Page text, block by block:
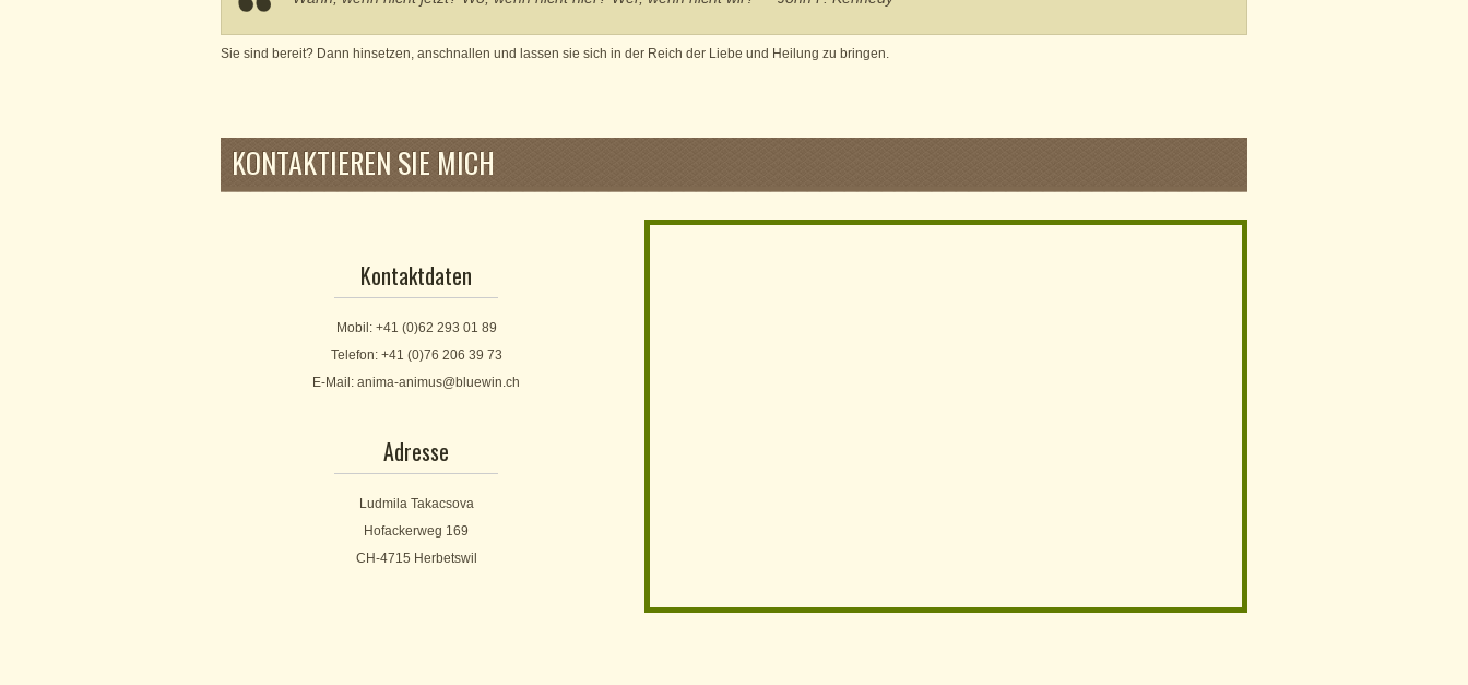
Sie sind bereit? Dann hinsetzen, anschnallen und lassen sie sich in der Reich der Liebe und Heilung zu bringen.
KONTAKTIEREN SIE MICH
Kontaktdaten
Mobil: +41 (0)62 293 01 89
Telefon: +41 (0)76 206 39 73
E-Mail: anima-animus@bluewin.ch
Adresse
Ludmila Takacsova
Hofackerweg 169
CH-4715 Herbetswil